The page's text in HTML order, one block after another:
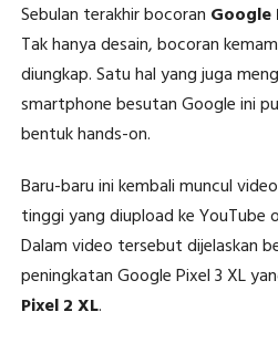
Sebulan terakhir bocoran Google
Tak hanya desain, bocoran
diungkap. Satu hal yang juga
smartphone besutan Google ini
bentuk hands-on.
Baru-baru ini kembali muncul
tinggi yang diupload ke YouTube
Dalam video tersebut dijelaskan
peningkatan Google Pixel 3 XL
Pixel 2 XL.